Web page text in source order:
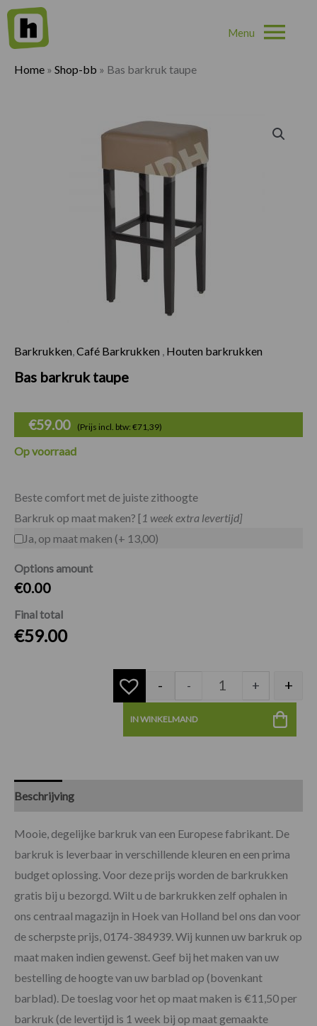
Home » Shop-bb » Bas barkruk taupe
Barkrukken Café Barkrukken Houten barkrukken
Bas barkruk taupe
€59.00 (Prijs incl. btw: €71,39)
Op voorraad
Beste comfort met de juiste zithoogte
Barkruk op maat maken? [1 week extra levertijd]
Ja, op maat maken (+ 13,00)
Options amount
€0.00
Final total
€59.00
Bas barkruk taupe
- - + +
IN WINKELMAND
Beschrijving
Mooie, degelijke barkruk van een Europese fabrikant. De
barkruk is leverbaar in verschillende kleuren en een prima
budget oplossing. Voor deze prijs worden de barkrukken
gratis bij u bezorgd. Wilt u de barkrukken zelf ophalen in
ons centraal magazijn in Hoek van Holland bel ons dan voor
de scherpste prijs, 0174-384939. Wij kunnen uw barkruk op
maat maken indien gewenst. Geef bij het maken van uw
bestelling de hoogte van uw barblad op (bovenkant
barblad). De toeslag voor het op maat maken is €11,50 per
barkruk (de levertijd is 1 week bij op maat gemaakte